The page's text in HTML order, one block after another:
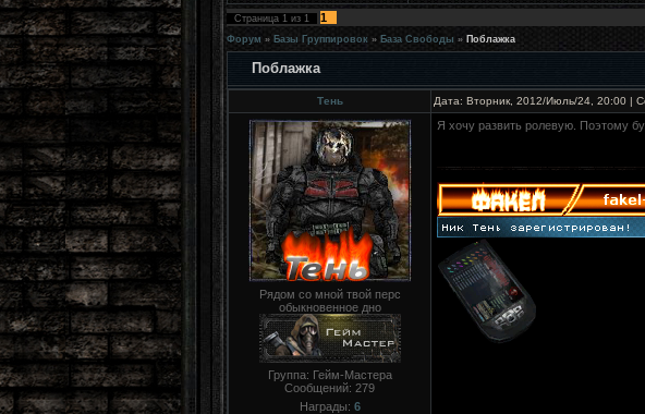
Страница 1 из 1 1
Форум » Базы Группировок » База Свободы » Поблажка
Поблажка
Тень Дата: Вторник, 2012/Июль/24, 20:00 |
Рядом со мной твой перс
обыкновенное дно
Группа: Гейм-Мастера
Сообщений: 279
Награды: 6
Я хочу развить ролевую. Поэтому